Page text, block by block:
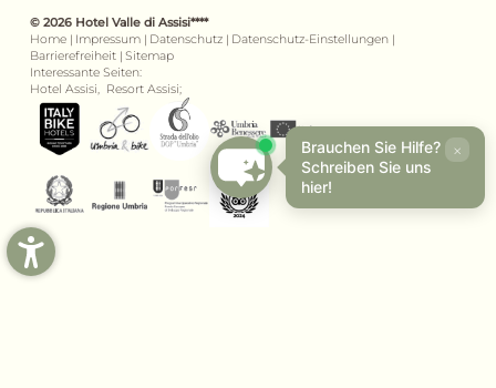
© 2026 Hotel Valle di Assisi****
Home | Impressum | Datenschutz | Datenschutz-Einstellungen |
Barrierefreiheit | Sitemap
Interessante Seiten:
Hotel Assisi, Resort Assisi;
Brauchen Sie Hilfe?
Schreiben Sie uns
hier!
×